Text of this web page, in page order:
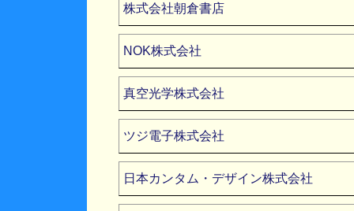
株式会社朝倉書店
NOK株式会社
真空光学株式会社
ツジ電子株式会社
日本カンタム・デザイン株式会社